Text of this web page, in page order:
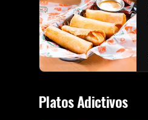
Platos Adictivos